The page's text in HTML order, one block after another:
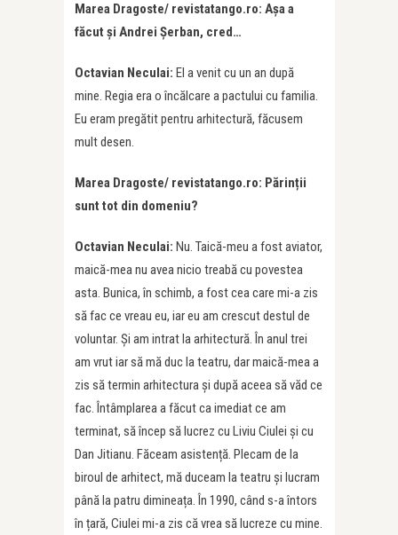
Marea Dragoste/ revistatango.ro: Așa a
făcut și Andrei Șerban, cred…
Octavian Neculai: El a venit cu un an după
mine. Regia era o încălcare a pactului cu familia.
Eu eram pregătit pentru arhitectură, făcusem
mult desen.
Marea Dragoste/ revistatango.ro: Părinții
sunt tot din domeniu?
Octavian Neculai: Nu. Taică-meu a fost aviator,
maică-mea nu avea nicio treabă cu povestea
asta. Bunica, în schimb, a fost cea care mi-a zis
să fac ce vreau eu, iar eu am crescut destul de
voluntar. Și am intrat la arhitectură. În anul trei
am vrut iar să mă duc la teatru, dar maică-mea a
zis să termin arhitectura și după aceea să văd ce
fac. Întâmplarea a făcut ca imediat ce am
terminat, să încep să lucrez cu Liviu Ciulei și cu
Dan Jitianu. Făceam asistență. Plecam de la
biroul de arhitect, mă duceam la teatru și lucram
până la patru dimineața. În 1990, când s-a întors
în țară, Ciulei mi-a zis că vrea să lucreze cu mine.